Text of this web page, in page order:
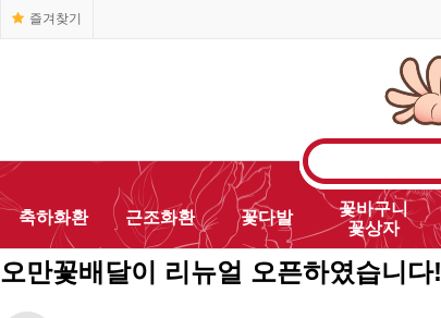
즐겨찾기
축하화환 근조화환 꽃다발
꽃바구니
꽃상자
오만꽃배달이 리뉴얼 오픈하였습니다!